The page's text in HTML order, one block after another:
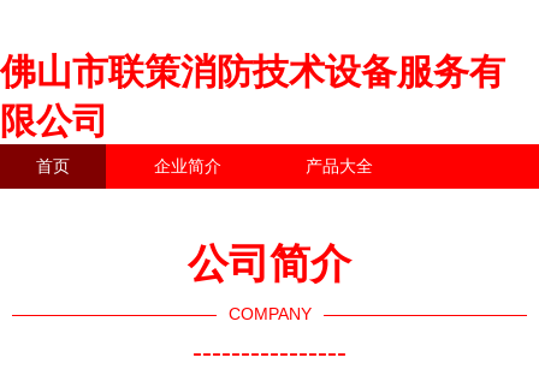
佛山市联策消防技术设备服务有
限公司
首页 企业简介 产品大全
公司简介
COMPANY
----------------